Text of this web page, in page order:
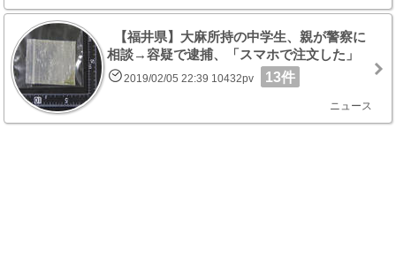
【福井県】大麻所持の中学生、親が警察に
相談→容疑で逮捕、「スマホで注文した」
2019/02/05 22:39 10432pv 13件
ニュース